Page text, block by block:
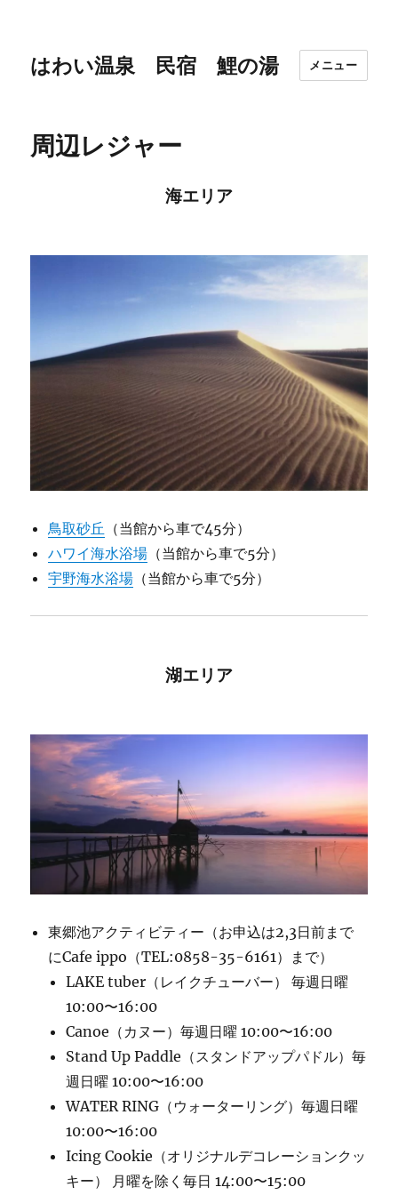
はわい温泉 民宿 鯉の湯 メニュー
周辺レジャー
海エリア
鳥取砂丘 （当館から車で45分）
ハワイ海水浴場 （当館から車で5分）
宇野海水浴場 （当館から車で5分）
湖エリア
東郷池アクティビティー（お申込は2,3日前まで
にCafe ippo（TEL:0858-35-6161）まで）
LAKE tuber（レイクチューバー） 毎週日曜
10:00〜16:00
Canoe（カヌー）毎週日曜 10:00〜16:00
Stand Up Paddle（スタンドアップパドル）毎
週日曜 10:00〜16:00
WATER RING（ウォーターリング）毎週日曜
10:00〜16:00
Icing Cookie（オリジナルデコレーションクッ
キー） 月曜を除く毎日 14:00〜15:00